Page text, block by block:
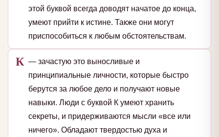
этой буквой всегда доводят начатое до конца,
умеют прийти к истине. Также они могут
приспособиться к любым обстоятельствам.
К — зачастую это выносливые и
принципиальные личности, которые быстро
берутся за любое дело и получают новые
навыки. Люди с буквой К умеют хранить
секреты, и придерживаются мысли «все или
ничего». Обладают твердостью духа и